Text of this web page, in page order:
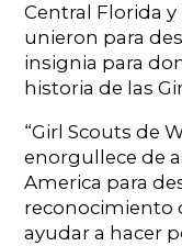
Central Florida
unieron para
insignia para
historia de las
“Girl Scouts de
enorgullece de
America para
reconocimiento
ayudar a hacer